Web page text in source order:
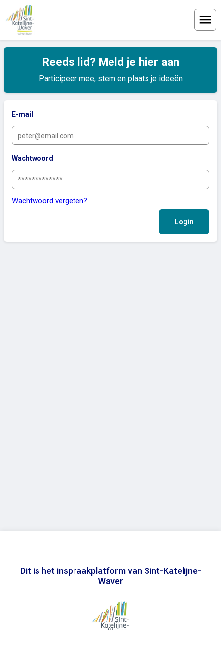
Reeds lid? Meld je hier aan
Participeer mee, stem en plaats je ideeën
E-mail
Wachtwoord
Wachtwoord vergeten?
Login
Dit is het inspraakplatform van Sint-Katelijne-
Waver